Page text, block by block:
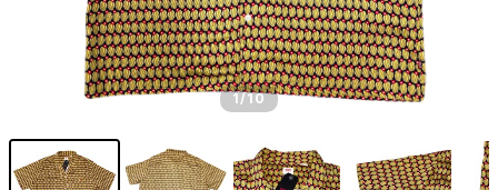
1/10